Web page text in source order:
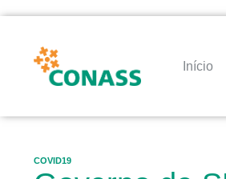
Início
COVID19